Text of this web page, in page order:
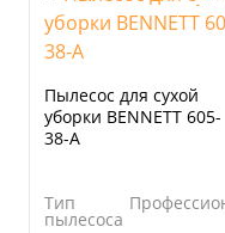
Пылесос для сухой
уборки BENNETT 605-
38-A
Тип
пылесоса